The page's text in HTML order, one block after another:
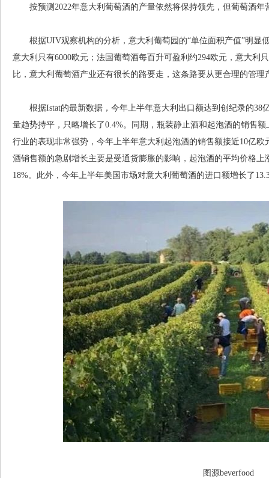
按预测2022年意大利葡萄酒的产量依然将保持领先，但葡萄酒年
根据UIV观察机构的分析，意大利葡萄园的“单位面积产值”明显
意大利只有6000欧元；法国葡萄酒每百升可盈利约294欧元，意大利
比，意大利葡萄酒产业还有很长的路要走，这条路要从更合理的管
根据Istat的最新数据，今年上半年意大利出口额达到创纪录的38
量趋势持平，只略增长了0.4%。同期，瓶装静止酒和起泡酒的销售
行业的表现非常强势，今年上半年意大利起泡酒的销售额接近10亿
酒销售额的急剧增长主要是受通货膨胀的影响，起泡酒的平均价格
18%。此外，今年上半年美国市场对意大利葡萄酒的进口额增长了
图源beverfood